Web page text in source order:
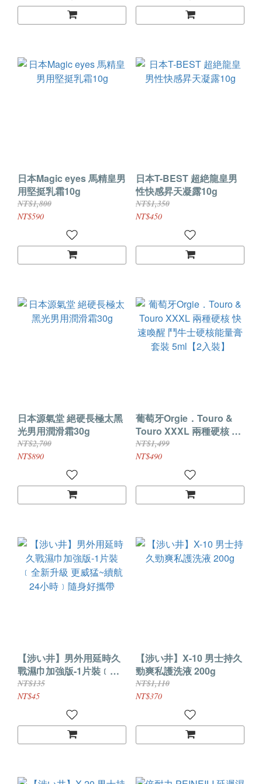
日本Magic eyes 馬精皇男
用堅挺乳霜10g
NT$1,800
NT$590
日本T-BEST 超絶龍皇男
性快感昇天凝露10g
NT$1,350
NT$450
日本源氣堂 絕硬長極太黑
光男用潤滑霜30g
NT$2,700
NT$890
葡萄牙Orgie．Touro &
Touro XXXL 兩種硬核 快
速喚醒 鬥牛士硬核能量膏
套裝 5ml【2入裝】
NT$1,499
NT$490
【涉い井】男外用延時久
戰濕巾加強版-1片裝﹝全
新升級 更威猛~續航24小
時﹞隨身好攜帶
NT$135
NT$45
【涉い井】X-10 男士持久
勁爽私護洗液 200g
NT$1,110
NT$370